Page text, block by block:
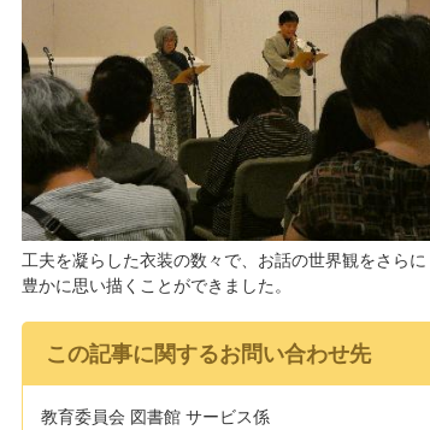
工夫を凝らした衣装の数々で、お話の世界観をさらに
豊かに思い描くことができました。
この記事に関するお問い合わせ先
教育委員会 図書館 サービス係